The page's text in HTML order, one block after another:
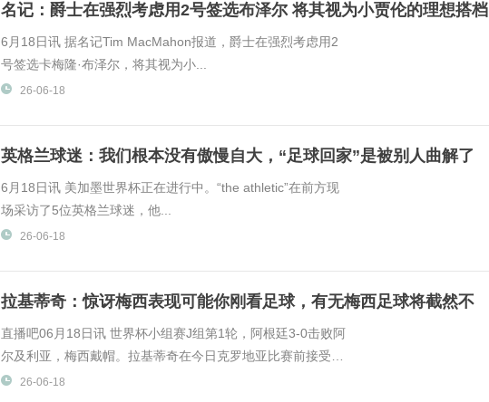
名记：爵士在强烈考虑用2号签选布泽尔 将其视为小贾伦的理想搭档
6月18日讯 据名记Tim MacMahon报道，爵士在强烈考虑用2
号签选卡梅隆·布泽尔，将其视为小...
26-06-18
英格兰球迷：我们根本没有傲慢自大，“足球回家”是被别人曲解了
6月18日讯 美加墨世界杯正在进行中。“the athletic”在前方现
场采访了5位英格兰球迷，他...
26-06-18
拉基蒂奇：惊讶梅西表现可能你刚看足球，有无梅西足球将截然不
同
直播吧06月18日讯 世界杯小组赛J组第1轮，阿根廷3-0击败阿
尔及利亚，梅西戴帽。拉基蒂奇在今日克罗地亚比赛前接受了
DAZN采访，谈到了梅西。拉基蒂奇说道：“如果你对梅西的表
26-06-18